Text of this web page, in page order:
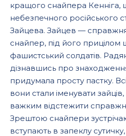
кращого снайпера
небезпечного російського
Зайцева. Зайцев —
снайпер, під його прицілом
фашистський солдатів.
дізнавшись про
придумала просту пастку.
вони стали іменувати
важким відстежити
Зрештою снайпери
вступають в запеклу